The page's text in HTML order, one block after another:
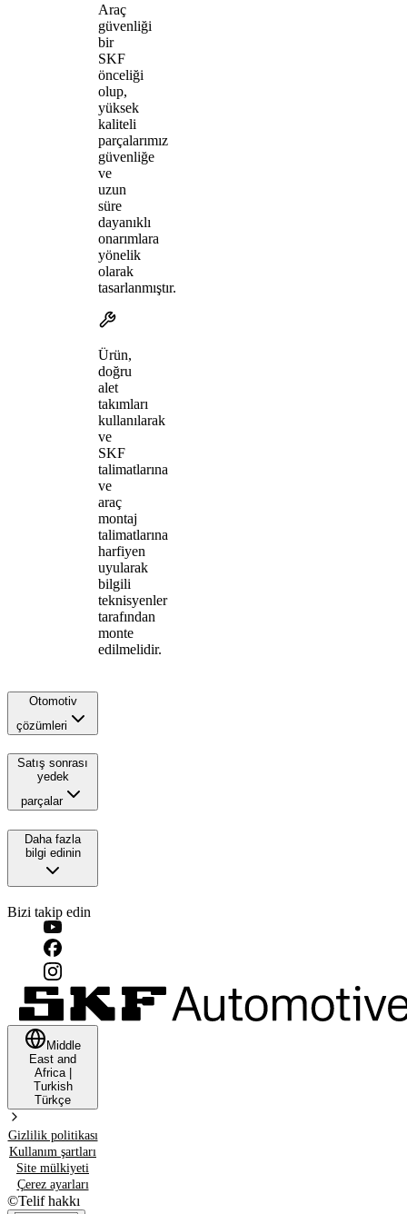
Araç
güvenliği
bir
SKF
önceliği
olup,
yüksek
kaliteli
parçalarımız
güvenliğe
ve
uzun
süre
dayanıklı
onarımlara
yönelik
olarak
tasarlanmıştır.
Ürün,
doğru
alet
takımları
kullanılarak
ve
SKF
talimatlarına
ve
araç
montaj
talimatlarına
harfiyen
uyularak
bilgili
teknisyenler
tarafından
monte
edilmelidir.
Otomotiv
çözümleri
Satış sonrası
yedek
parçalar
Daha fazla
bilgi edinin
Bizi takip edin
Middle
East and
Africa|
Turkish
Türkçe
Gizlilik politikası
Kullanım şartları
Site mülkiyeti
Çerez ayarları
©Telif hakkı